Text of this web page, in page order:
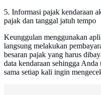
5. Informasi pajak kendaraan
pajak dan tanggal jatuh tempo
Keunggulan menggunakan
langsung melakukan
besaran pajak yang harus
data kendaraan sehingga
sama setiap kali ingin